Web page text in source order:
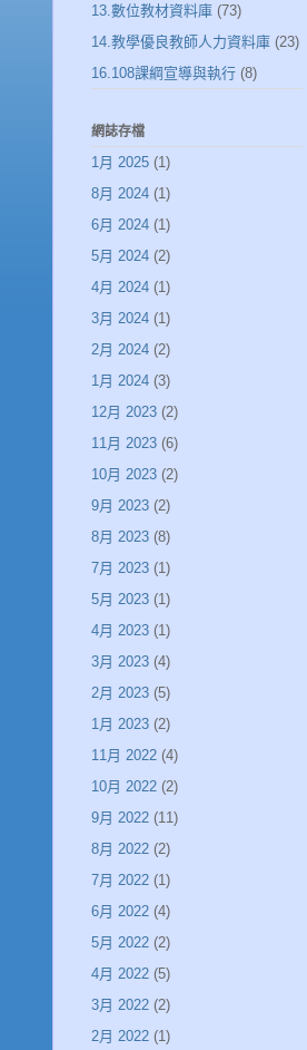
13.數位教材資料庫 (73)
14.教學優良教師人力資料庫 (23)
16.108課綱宣導與執行 (8)
網誌存檔
1月 2025 (1)
8月 2024 (1)
6月 2024 (1)
5月 2024 (2)
4月 2024 (1)
3月 2024 (1)
2月 2024 (2)
1月 2024 (3)
12月 2023 (2)
11月 2023 (6)
10月 2023 (2)
9月 2023 (2)
8月 2023 (8)
7月 2023 (1)
5月 2023 (1)
4月 2023 (1)
3月 2023 (4)
2月 2023 (5)
1月 2023 (2)
11月 2022 (4)
10月 2022 (2)
9月 2022 (11)
8月 2022 (2)
7月 2022 (1)
6月 2022 (4)
5月 2022 (2)
4月 2022 (5)
3月 2022 (2)
2月 2022 (1)